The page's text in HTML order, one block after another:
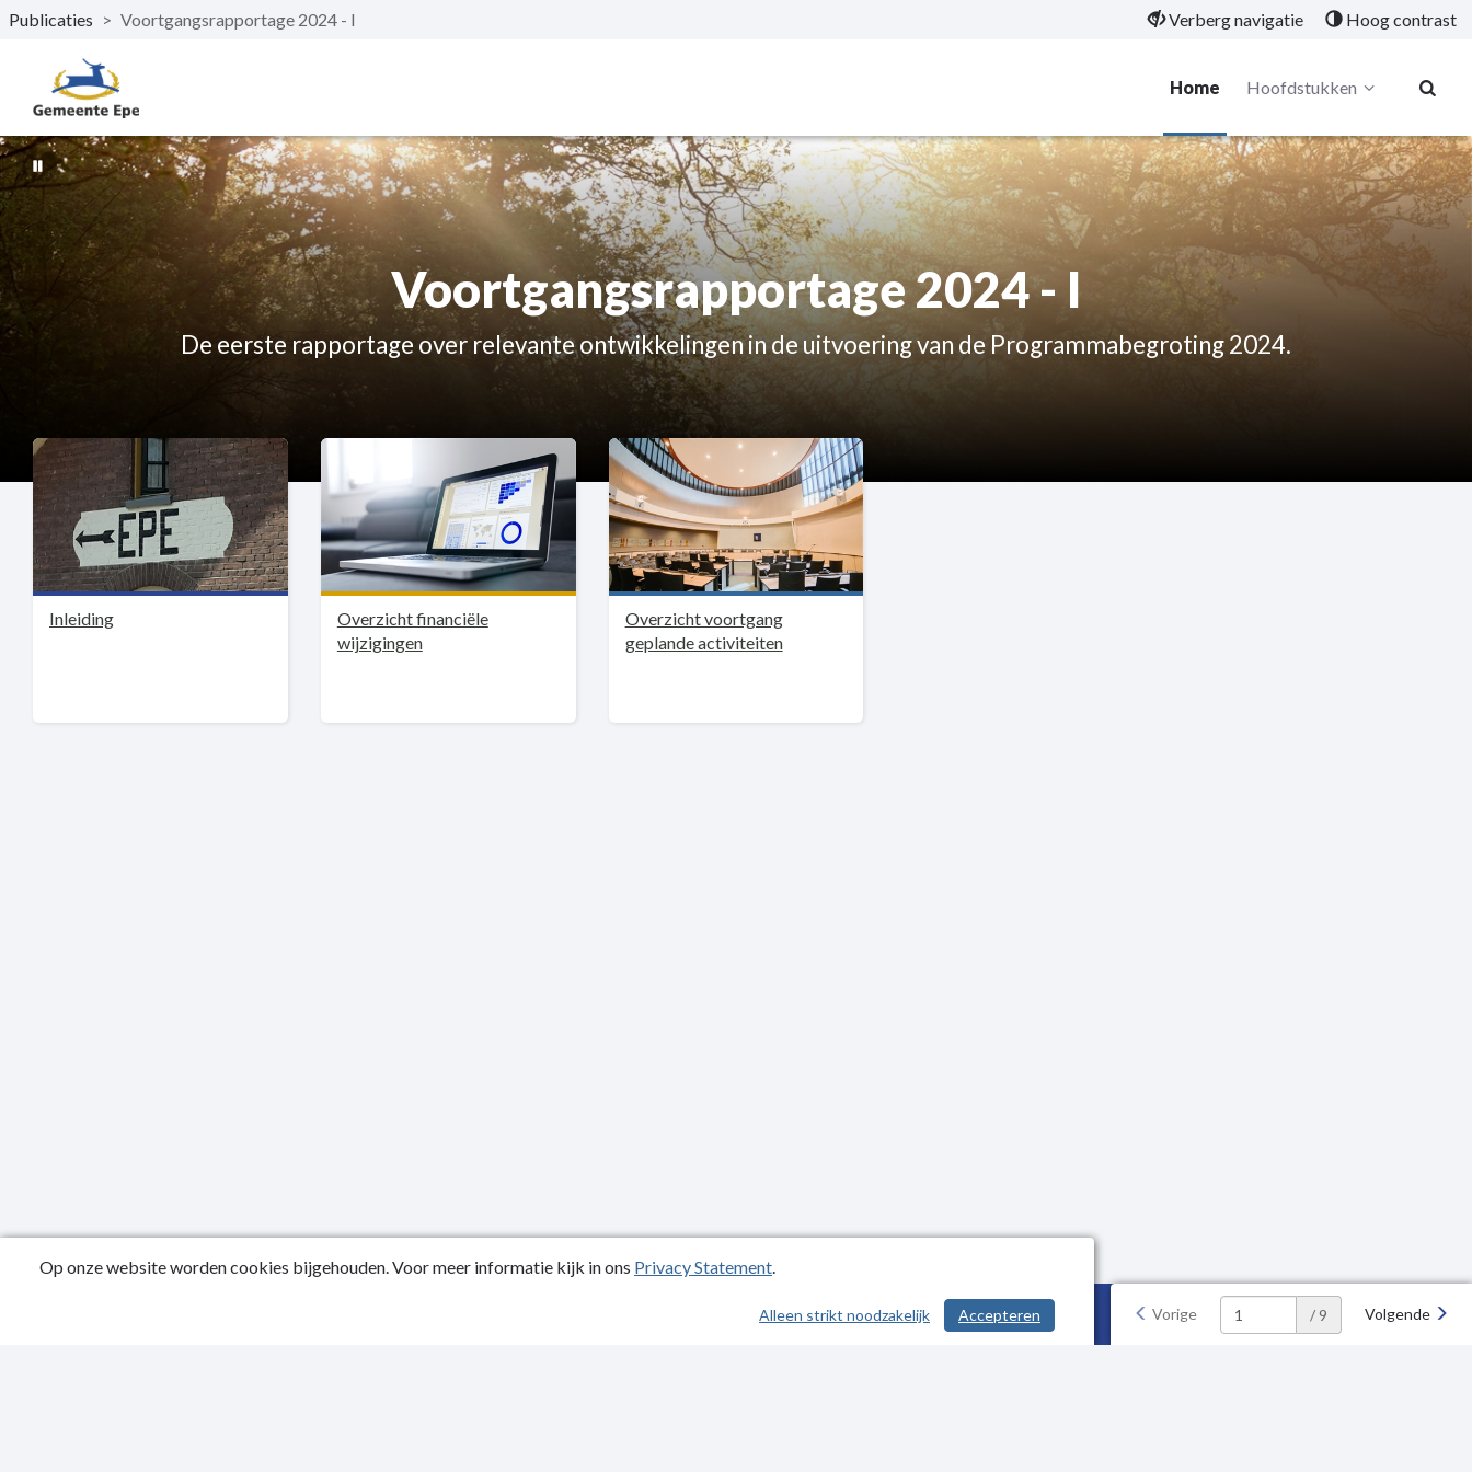
Naar hoofdinhoud
Publicaties > Voortgangsrapportage 2024 - I Verberg navigatie Hoog contrast
Home Hoofdstukken
Voortgangsrapportage 2024 - I
De eerste rapportage over relevante ontwikkelingen in de uitvoering van de Programmabegroting 2024.
Inleiding
Overzicht financiële
wijzigingen
Overzicht voortgang
geplande activiteiten
Vorige / 9 Volgende
Op onze website worden cookies bijgehouden. Voor meer informatie kijk in ons Privacy Statement.
Accepteren
Alleen strikt noodzakelijk